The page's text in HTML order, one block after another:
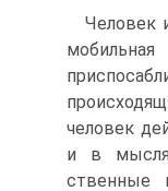
Человек
человек
и в
ственные